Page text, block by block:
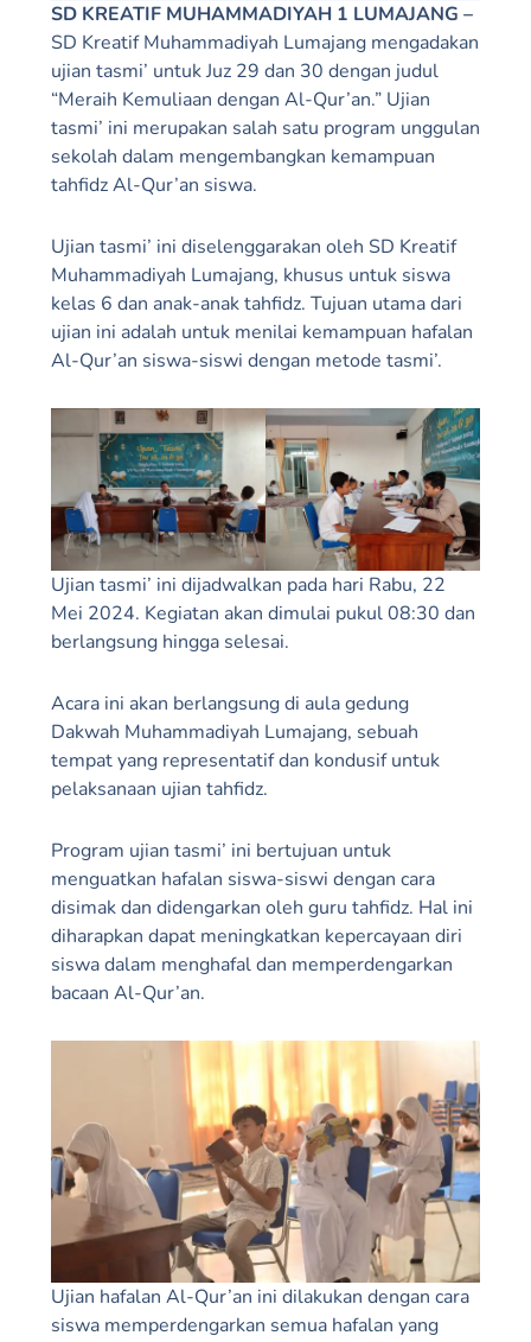
SD KREATIF MUHAMMADIYAH 1 LUMAJANG –
SD Kreatif Muhammadiyah Lumajang mengadakan
ujian tasmi’ untuk Juz 29 dan 30 dengan judul
“Meraih Kemuliaan dengan Al-Qur’an.” Ujian
tasmi’ ini merupakan salah satu program unggulan
sekolah dalam mengembangkan kemampuan
tahfidz Al-Qur’an siswa.
Ujian tasmi’ ini diselenggarakan oleh SD Kreatif
Muhammadiyah Lumajang, khusus untuk siswa
kelas 6 dan anak-anak tahfidz. Tujuan utama dari
ujian ini adalah untuk menilai kemampuan hafalan
Al-Qur’an siswa-siswi dengan metode tasmi’.
Ujian tasmi’ ini dijadwalkan pada hari Rabu, 22
Mei 2024. Kegiatan akan dimulai pukul 08:30 dan
berlangsung hingga selesai.
Acara ini akan berlangsung di aula gedung
Dakwah Muhammadiyah Lumajang, sebuah
tempat yang representatif dan kondusif untuk
pelaksanaan ujian tahfidz.
Program ujian tasmi’ ini bertujuan untuk
menguatkan hafalan siswa-siswi dengan cara
disimak dan didengarkan oleh guru tahfidz. Hal ini
diharapkan dapat meningkatkan kepercayaan diri
siswa dalam menghafal dan memperdengarkan
bacaan Al-Qur’an.
Ujian hafalan Al-Qur’an ini dilakukan dengan cara
siswa memperdengarkan semua hafalan yang